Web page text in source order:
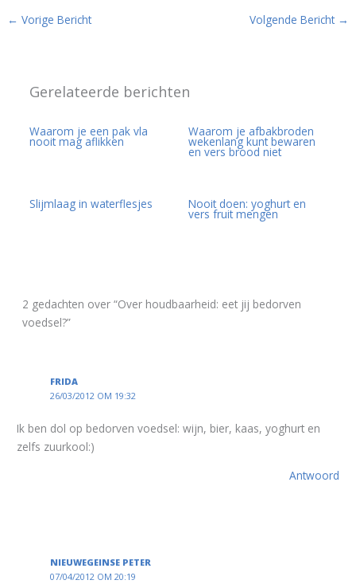
← Vorige Bericht Volgende Bericht →
Gerelateerde berichten
Waarom je een pak vla
nooit mag aflikken
Waarom je afbakbroden
wekenlang kunt bewaren
en vers brood niet
Slijmlaag in waterflesjes Nooit doen: yoghurt en
vers fruit mengen
2 gedachten over “Over houdbaarheid: eet jij bedorven
voedsel?”
FRIDA
26/03/2012 OM 19:32
Ik ben dol op bedorven voedsel: wijn, bier, kaas, yoghurt en
zelfs zuurkool:)
Antwoord
NIEUWEGEINSE PETER
07/04/2012 OM 20:19